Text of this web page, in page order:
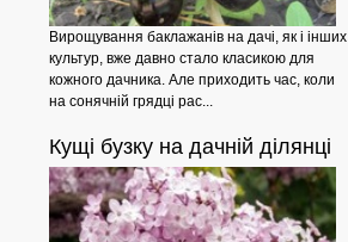
Вирощування баклажанів на дачі, як і інших
культур, вже давно стало класикою для
кожного дачника. Але приходить час, коли
на сонячній грядці рас...
Кущі бузку на дачній ділянці